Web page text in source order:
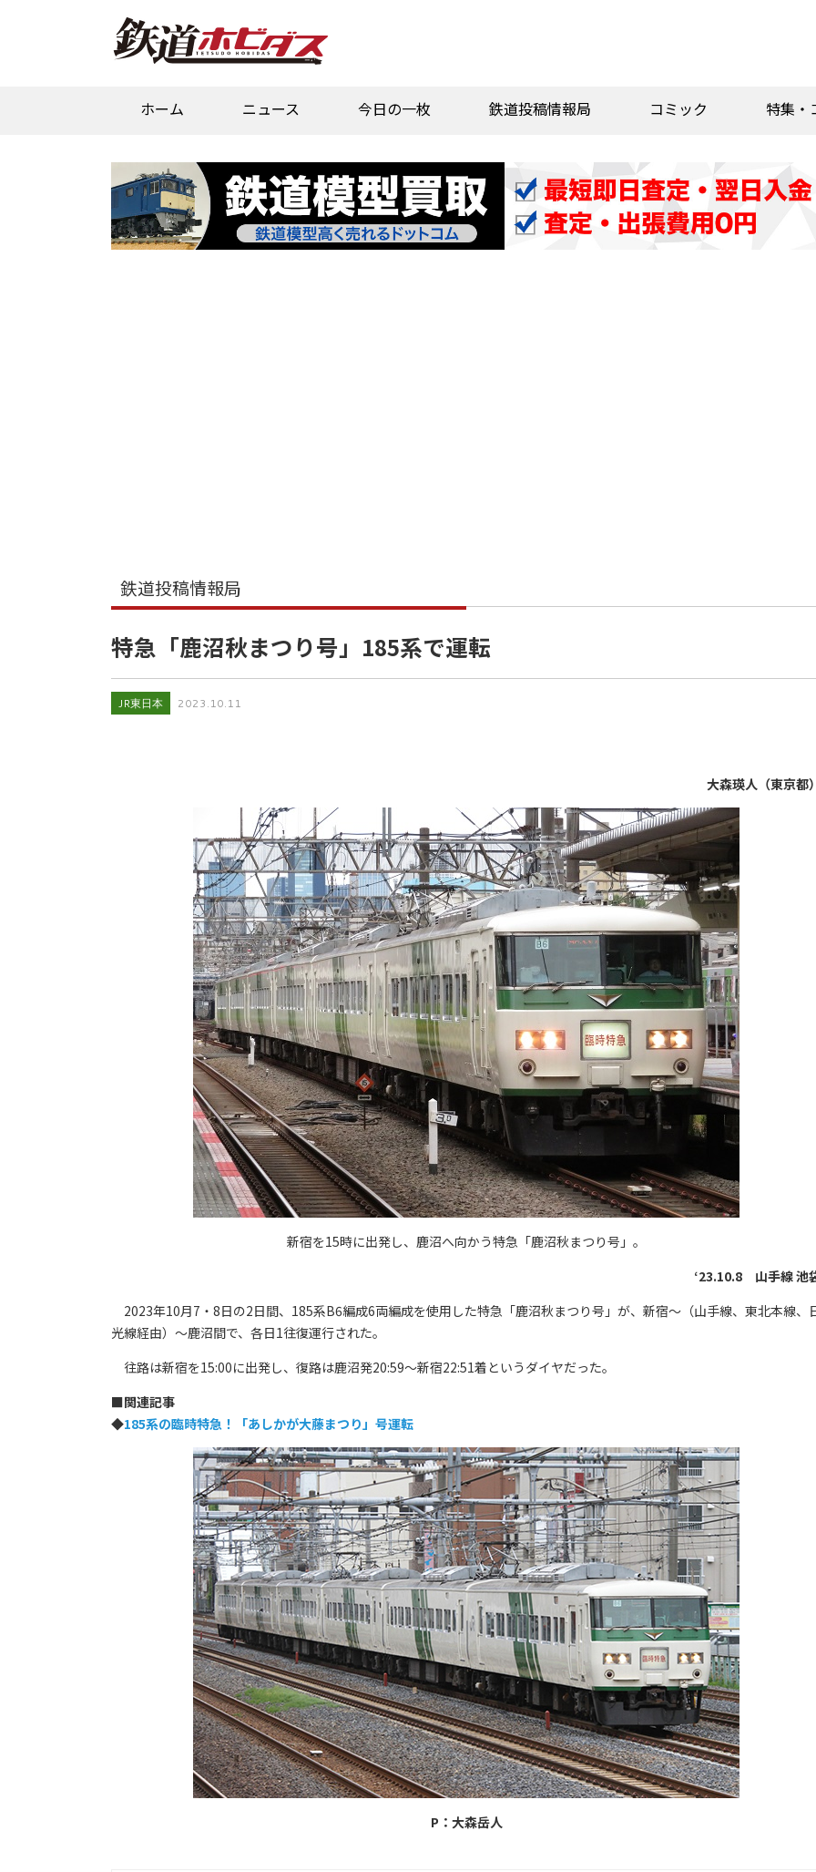
ホーム ニュース 今日の一枚 鉄道投稿情報局 コミック 特集・
鉄道投稿情報局
特急「鹿沼秋まつり号」185系で運転
JR東日本 2023.10.11
大森瑛人（東京都
新宿を15時に出発し、鹿沼へ向かう特急「鹿沼秋まつり号」。
‘23.10.8 山手線 池
2023年10月7・8日の2日間、185系B6編成6両編成を使用した特急「鹿沼秋まつり号」が、新宿～（山手線、東北本線、
光線経由）～鹿沼間で、各日1往復運行された。
往路は新宿を15:00に出発し、復路は鹿沼発20:59～新宿22:51着というダイヤだった。
■関連記事
◆185系の臨時特急！「あしかが大藤まつり」号運転
P：大森岳人